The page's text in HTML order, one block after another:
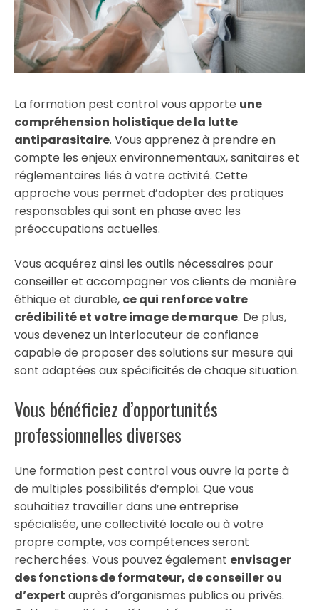
La formation pest control vous apporte une
compréhension holistique de la lutte
antiparasitaire. Vous apprenez à prendre en
compte les enjeux environnementaux, sanitaires et
réglementaires liés à votre activité. Cette
approche vous permet d’adopter des pratiques
responsables qui sont en phase avec les
préoccupations actuelles.
Vous acquérez ainsi les outils nécessaires pour
conseiller et accompagner vos clients de manière
éthique et durable, ce qui renforce votre
crédibilité et votre image de marque. De plus,
vous devenez un interlocuteur de confiance
capable de proposer des solutions sur mesure qui
sont adaptées aux spécificités de chaque situation.
Vous bénéficiez d’opportunités
professionnelles diverses
Une formation pest control vous ouvre la porte à
de multiples possibilités d’emploi. Que vous
souhaitiez travailler dans une entreprise
spécialisée, une collectivité locale ou à votre
propre compte, vos compétences seront
recherchées. Vous pouvez également envisager
des fonctions de formateur, de conseiller ou
d’expert auprès d’organismes publics ou privés.